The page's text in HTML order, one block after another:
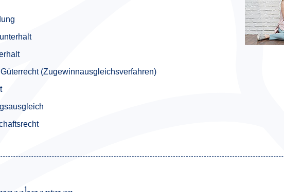
(Zugewinn­ausgleichsverfahren)